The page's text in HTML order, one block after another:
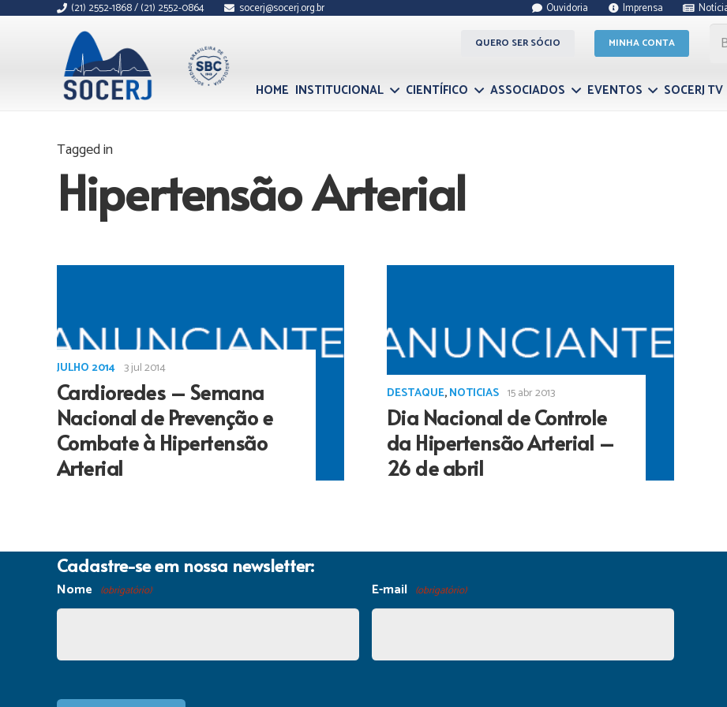
(21) 2552-1868 / (21) 2552-0864 socerj@socerj.org.br Ouvidoria Imprensa
QUERO SER SÓCIO MINHA CONTA
HOME INSTITUCIONAL CIENTÍFICO ASSOCIADOS EVENTOS SOCERJ TV
Tagged in
Hipertensão Arterial
JULHO 2014 3 jul 2014
Cardioredes – Semana
Nacional de Prevenção e
Combate à Hipertensão
Arterial
DESTAQUE,NOTICIAS 15 abr 2013
Dia Nacional de Controle
da Hipertensão Arterial –
26 de abril
Cadastre-se em nossa newsletter:
Nome (obrigatório) E-mail (obrigatório)